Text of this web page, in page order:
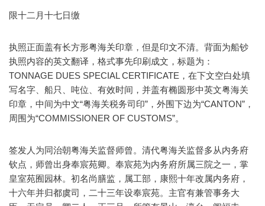
限十二月十七日缴
执照正面盖有长方形粤海关印章，但是印文不清。背面为船钞
执照内容的英文翻译，格式事先印刷成文，标题为：
TONNAGE DUES SPECIAL CERTIFICATE，在下文空白处填
写名字、船只、吨位、有效时间，并盖有椭圆形中英文粤海关
印章，中间为中文“粤海关税务司印”，外围下边为“CANTON”，
周围为“COMMISSIONER OF CUSTOMS”。
签发人为同治朝粤海关监督师曾。清代粤海关监督多从内务府
钦点，师曾出身奉宸苑卿。奉宸苑为内务府所属三院之一，掌
皇室苑囿园林。初名尚膳监，属工部，康熙十年改属内务府，
十六年并归都虞司，二十三年设奉宸苑。主官有兼管事务大